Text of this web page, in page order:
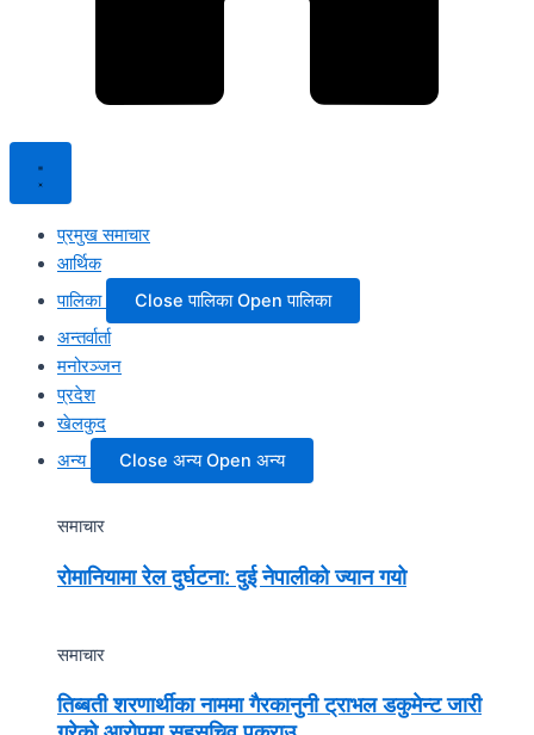
प्रमुख समाचार
आर्थिक
पालिका
Close पालिका Open पालिका
अन्तर्वार्ता
मनोरञ्जन
प्रदेश
खेलकुद
अन्य
Close अन्य Open अन्य
समाचार
रोमानियामा रेल दुर्घटना: दुई नेपालीको ज्यान गयो
समाचार
तिब्बती शरणार्थीका नाममा गैरकानुनी ट्राभल डकुमेन्ट जारी